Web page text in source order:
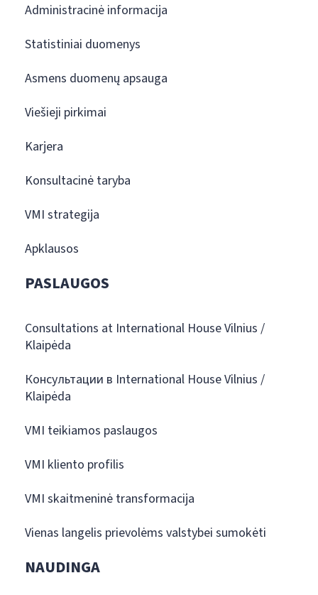
Administracinė informacija
Statistiniai duomenys
Asmens duomenų apsauga
Viešieji pirkimai
Karjera
Konsultacinė taryba
VMI strategija
Apklausos
PASLAUGOS
Consultations at International House Vilnius /
Klaipėda
Консультации в International House Vilnius /
Klaipėda
VMI teikiamos paslaugos
VMI kliento profilis
VMI skaitmeninė transformacija
Vienas langelis prievolėms valstybei sumokėti
NAUDINGA